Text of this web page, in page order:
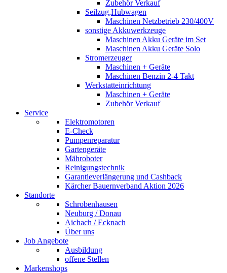
Zubehör Verkauf
Seilzug,Hubwagen
Maschinen Netzbetrieb 230/400V
sonstige Akkuwerkzeuge
Maschinen Akku Geräte im Set
Maschinen Akku Geräte Solo
Stromerzeuger
Maschinen + Geräte
Maschinen Benzin 2-4 Takt
Werkstatteinrichtung
Maschinen + Geräte
Zubehör Verkauf
Service
Elektromotoren
E-Check
Pumpenreparatur
Gartengeräte
Mähroboter
Reinigungstechnik
Garantieverlängerung und Cashback
Kärcher Bauernverband Aktion 2026
Standorte
Schrobenhausen
Neuburg / Donau
Aichach / Ecknach
Über uns
Job Angebote
Ausbildung
offene Stellen
Markenshops